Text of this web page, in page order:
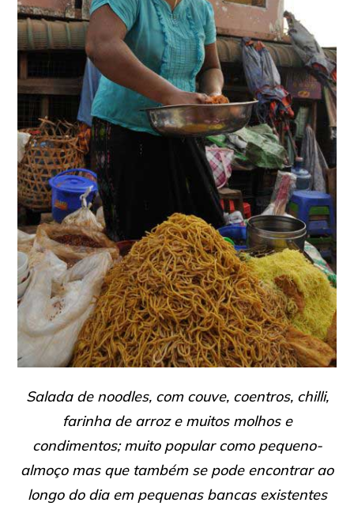
Salada de noodles, com couve, coentros, chilli,
farinha de arroz e muitos molhos e
condimentos; muito popular como pequeno-
almoço mas que também se pode encontrar ao
longo do dia em pequenas bancas existentes